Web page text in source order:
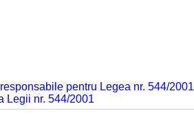
pentru Legea nr. 544/2001
Legii nr. 544/2001